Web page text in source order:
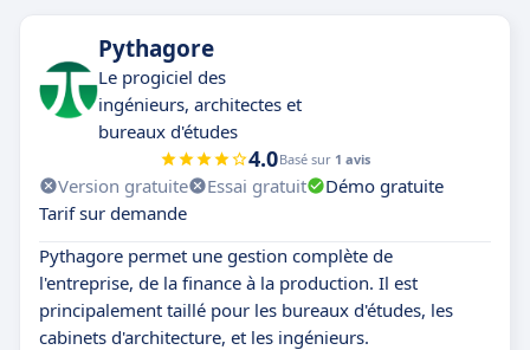
Pythagore
Le progiciel des
ingénieurs, architectes et
bureaux d'études
4.0Basé sur 1 avis
Version gratuite Essai gratuit
Démo gratuite
Tarif sur demande
Pythagore permet une gestion complète de
l'entreprise, de la finance à la production. Il est
principalement taillé pour les bureaux d'études, les
cabinets d'architecture, et les ingénieurs.